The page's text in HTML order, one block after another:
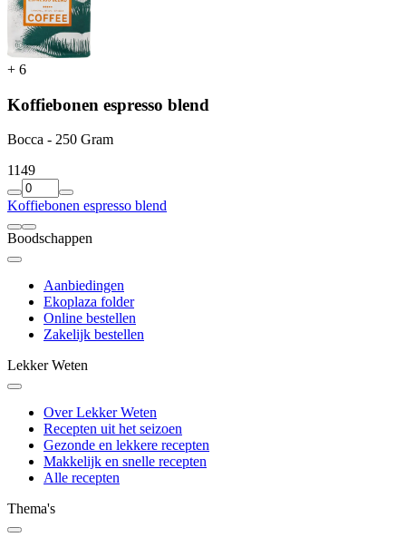
+ 6
Koffiebonen espresso blend
Bocca - 250 Gram
1149
Koffiebonen espresso blend
Boodschappen
Aanbiedingen
Ekoplaza folder
Online bestellen
Zakelijk bestellen
Lekker Weten
Over Lekker Weten
Recepten uit het seizoen
Gezonde en lekkere recepten
Makkelijk en snelle recepten
Alle recepten
Thema's